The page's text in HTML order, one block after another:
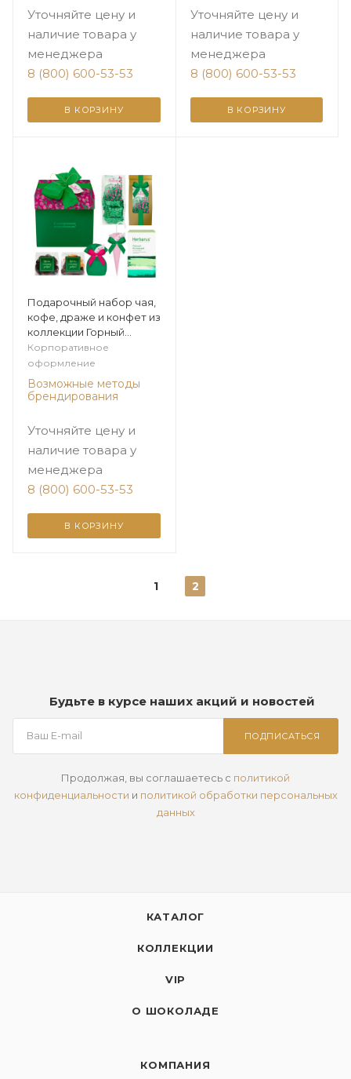
Уточняйте цену и
наличие товара у
менеджера
8 (800) 600-53-53
В КОРЗИНУ
Уточняйте цену и
наличие товара у
менеджера
8 (800) 600-53-53
В КОРЗИНУ
Подарочный набор чая,
кофе, драже и конфет из
коллекции Горный
вереск
Корпоративное
оформление
Возможные методы
брендирования
Уточняйте цену и
наличие товара у
менеджера
8 (800) 600-53-53
В КОРЗИНУ
1 2
Будьте в курсе наших акций и новостей
ПОДПИСАТЬСЯ
Продолжая, вы соглашаетесь с политикой
конфиденциальности и политикой обработки персональных
данных
КАТАЛОГ
КОЛЛЕКЦИИ
VIP
О ШОКОЛАДЕ
КОМПАНИЯ